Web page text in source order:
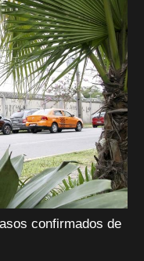
confirmados de